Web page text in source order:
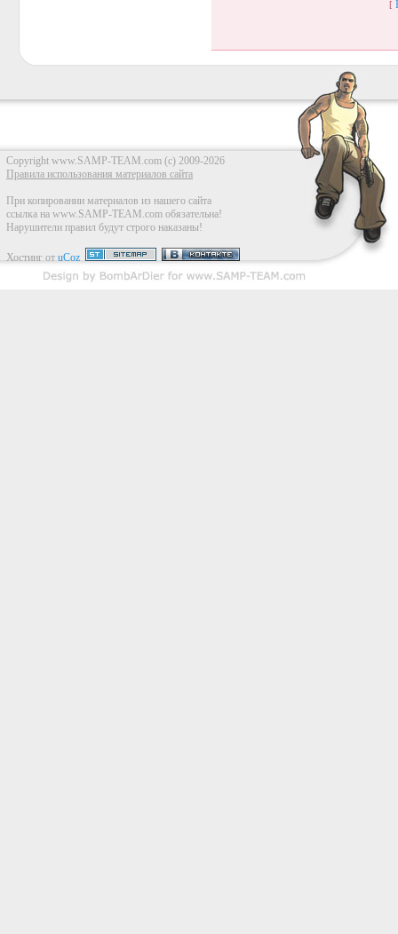
[
Copyright www.SAMP-TEAM.com (c) 2009-2026
Правила использования материалов сайта
При копировании материалов из нашего сайта
ссылка на www.SAMP-TEAM.com обязательна!
Нарушители правил будут строго наказаны!
Хостинг от uCoz